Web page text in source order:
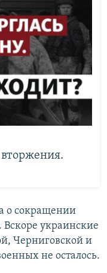
о сокращении
украинские
Черниговской и
не осталось.